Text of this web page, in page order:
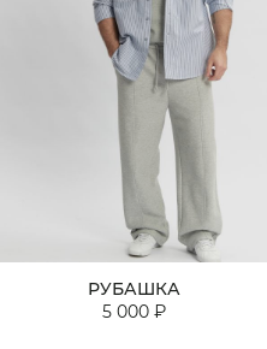
РУБАШКА
5 000 ₽